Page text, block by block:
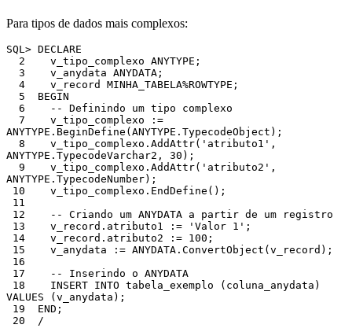
Para tipos de dados mais complexos:
SQL> DECLARE
ANYTYPE.BeginDefine(ANYTYPE.TypecodeObject);
ANYTYPE.TypecodeVarchar2, 30);
ANYTYPE.TypecodeNumber);
VALUES (v_anydata);